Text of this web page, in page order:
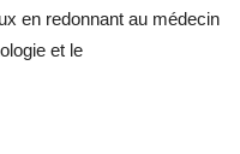
en redonnant au médecin
et le